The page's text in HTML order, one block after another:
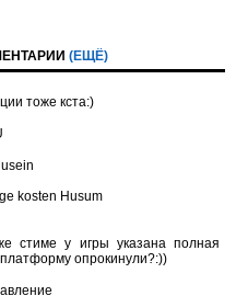
(ЕЩЁ)
тоже кста:)
kosten Husum
у игры указана полная
опрокинули?:))